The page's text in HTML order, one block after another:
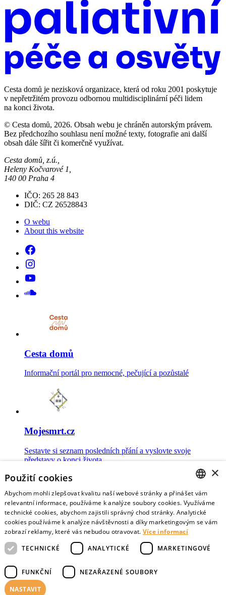
Cesta domů je nezisková organizace, která od roku 2001 poskytuje
v nepřetržitém provozu odbornou multidisciplinární péči lidem
na konci života.
© Cesta domů, 2026. Obsah webu je chráněn autorským právem.
Bez předchozího souhlasu není možné texty, fotografie ani další
obsah dále šířit či komerčně využívat.
Cesta domů, z.ú.,
Heleny Kočvarové 1,
140 00 Praha 4
IČO: 265 28 843
DIČ: CZ 26528843
O webu
About this website
Cesta domů
Informační portál pro nemocné, pečující a pozůstalé
Mojesmrt.cz
Sestavte si seznam posledních přání a vyslovte svoje
představy o konci života
Data o umírání
Nejnovější data o postojích veřejnosti a zdravotníků k umírání
CZECH
ENGLISH
×
Použití cookies
Abychom mohli zlepšovat kvalitu naší webové stránky a přinášet vám
relevantní informace, používáme k analýze soubory cookies. Využíváme
technické cookies, abychom zajistili správný chod stránky. Analytické
cookies používáme k analýze návštěvnosti a díky marketingovým se vám
zobrazí reklamy, které vás nebudou otravovat. Více informací
TECHNICKÉ
ANALYTICKÉ MARKETINGOVÉ
FUNKČNÍ NEZAŘAZENÉ SOUBORY
NASTAVIT